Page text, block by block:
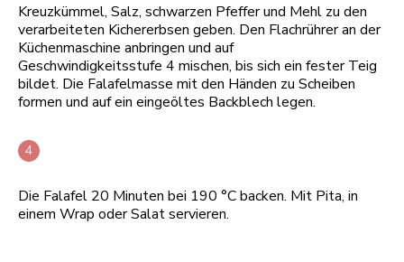
Kreuzkümmel, Salz, schwarzen Pfeffer und Mehl zu den
verarbeiteten Kichererbsen geben. Den Flachrührer an der
Küchenmaschine anbringen und auf
Geschwindigkeitsstufe 4 mischen, bis sich ein fester Teig
bildet. Die Falafelmasse mit den Händen zu Scheiben
formen und auf ein eingeöltes Backblech legen.
Die Falafel 20 Minuten bei 190 °C backen. Mit Pita, in
einem Wrap oder Salat servieren.